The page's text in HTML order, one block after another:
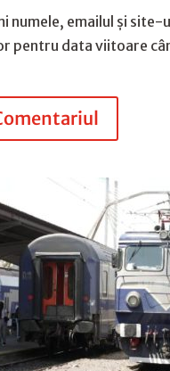
numele, emailul și site-
pentru data viitoare